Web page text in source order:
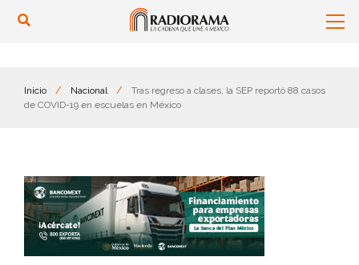
Inicio / Nacional /
Tras regreso a clases, la SEP reportó 88 casos
de COVID-19 en escuelas en México